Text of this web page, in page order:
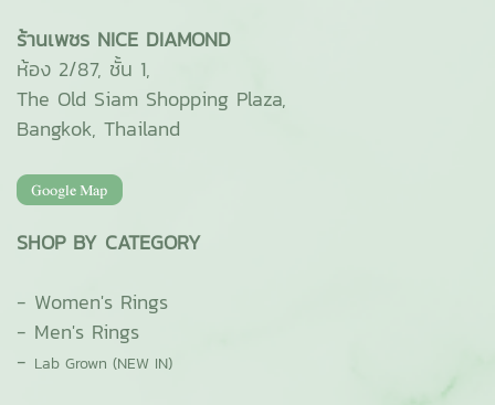
ร้านเพชร NICE DIAMOND
ห้อง 2/87, ชั้น 1,
The Old Siam Shopping Plaza,
Bangkok, Thailand
SHOP BY CATEGORY
- Women's Rings
- Men's Rings
- Lab Grown (NEW IN)